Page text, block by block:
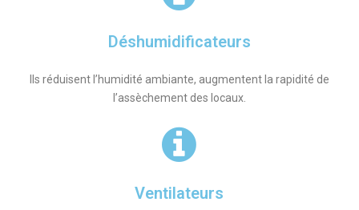
Déshumidificateurs
Ils réduisent l’humidité ambiante, augmentent la rapidité de
l’assèchement des locaux.
Ventilateurs